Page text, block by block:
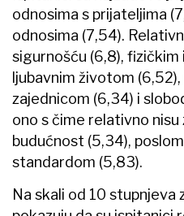
odnosima s prijateljima
odnosima (7,54).
sigurnošću (6,8),
ljubavnim životom
zajednicom (6,34) i
ono s čime relativno
budućnost (5,34),
standardom (5,83).
Na skali od 10 stupnjeva